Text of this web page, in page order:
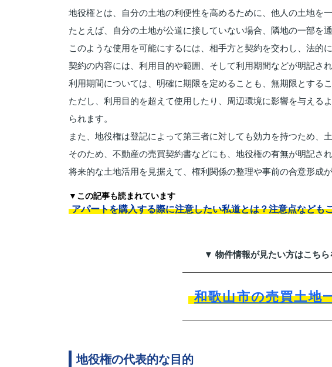
地役権とは、自分の土地の利便性を高めるために、他人の土地を
たとえば、自分の土地が公道に接していない場合、隣地の一部を
このような使用を可能にするには、相手方と契約を交わし、法的
契約の内容には、利用目的や範囲、そして利用期間などが明記され
利用期間については、明確に期限を定めることも、無期限とするこ
ただし、利用目的を超えて使用したり、周辺環境に影響を与える
られます。
また、地役権は登記によって第三者に対しても効力を持つため、
そのため、不動産の売買契約書などにも、地役権の有無が明記さ
将来的な土地活用を見据えて、権利関係の整理や事前の合意形成
▼この記事も読まれています
アパートを購入する際に注意したい私道とは？注意点なども
▼ 物件情報が見たい方はこち
和歌山市の売買土地
地役権の代表的な目的